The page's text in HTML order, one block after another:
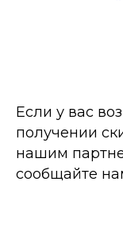
Если у вас
получении
нашим
сообщайте